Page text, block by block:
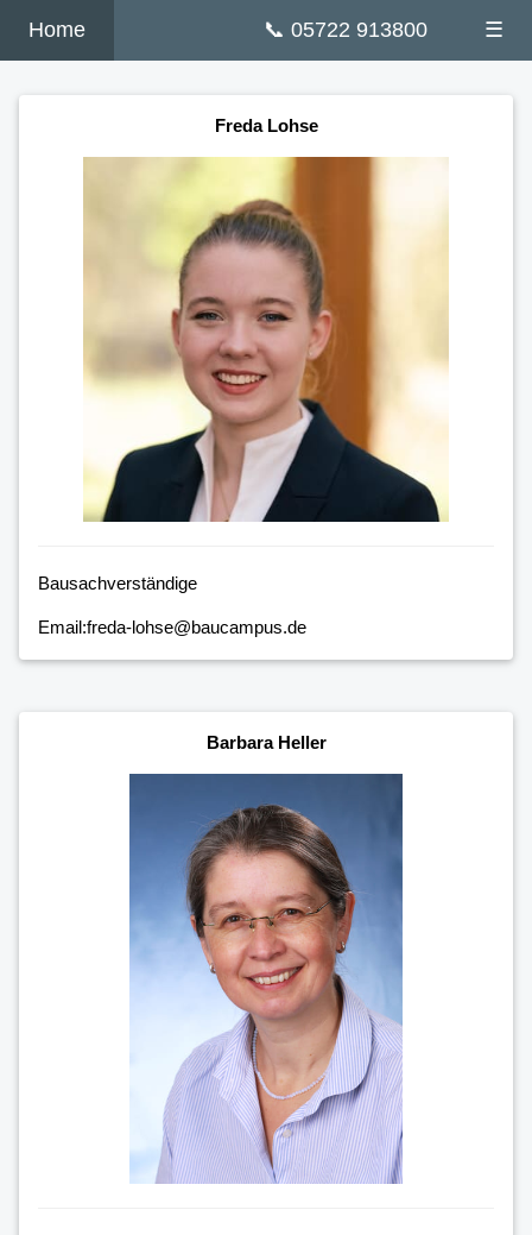
☰
📞 05722 913800
Home
Freda Lohse
Bausachverständige
Email:freda-lohse@baucampus.de
Barbara Heller